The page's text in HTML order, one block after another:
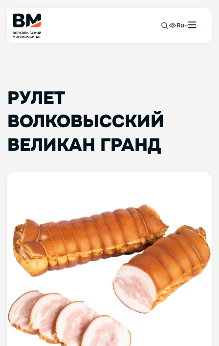
Ru
РУЛЕТ
ВОЛКОВЫССКИЙ
ВЕЛИКАН ГРАНД